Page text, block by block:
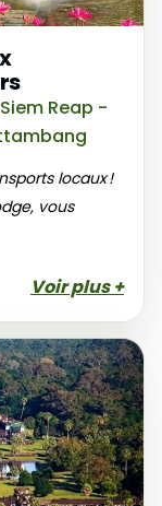
Reap -
locaux !
vous
Voir plus +